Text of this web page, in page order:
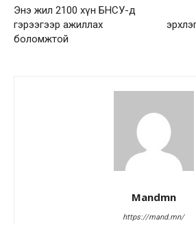
Энэ жил 2100 хүн БНСУ-д
гэрээгээр ажиллах
боломжтой
Mandmn
https://mand.mn/